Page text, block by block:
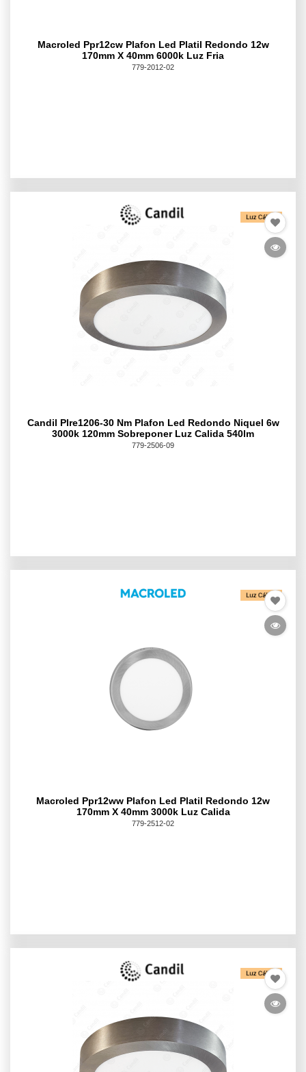
Macroled Ppr12cw Plafon Led Platil Redondo 12w
170mm X 40mm 6000k Luz Fria
779-2012-02
Candil Plre1206-30 Nm Plafon Led Redondo Niquel 6w
3000k 120mm Sobreponer Luz Calida 540lm
779-2506-09
Macroled Ppr12ww Plafon Led Platil Redondo 12w
170mm X 40mm 3000k Luz Calida
779-2512-02